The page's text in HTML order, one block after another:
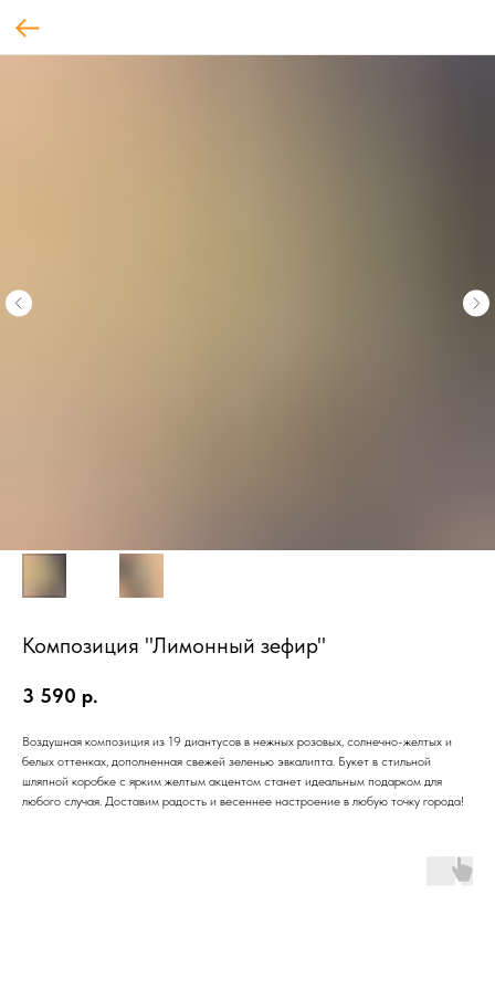
Композиция "Лимонный зефир"
3 590 р.
Воздушная композиция из 19 диантусов в нежных розовых, солнечно-желтых и
белых оттенках, дополненная свежей зеленью эвкалипта. Букет в стильной
шляпной коробке с ярким желтым акцентом станет идеальным подарком для
любого случая. Доставим радость и весеннее настроение в любую точку города!